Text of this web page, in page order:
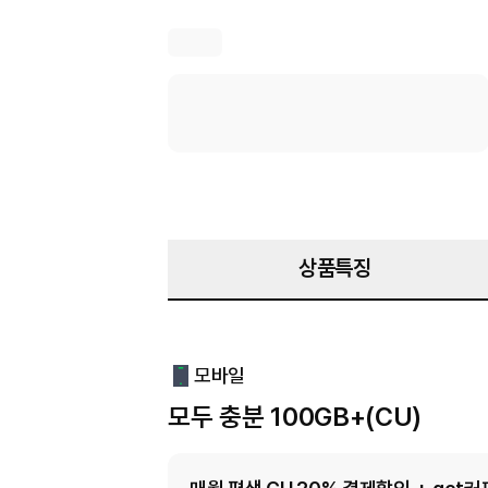
상품특징
모바일
모두 충분 100GB+(CU)